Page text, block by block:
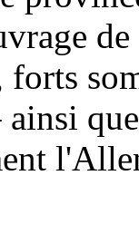
forts